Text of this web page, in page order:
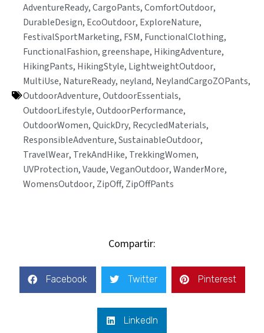
AdventureReady, CargoPants, ComfortOutdoor,
DurableDesign, EcoOutdoor, ExploreNature,
FestivalSportMarketing, FSM, FunctionalClothing,
FunctionalFashion, greenshape, HikingAdventure,
HikingPants, HikingStyle, LightweightOutdoor,
MultiUse, NatureReady, neyland, NeylandCargoZOPants,
OutdoorAdventure, OutdoorEssentials,
OutdoorLifestyle, OutdoorPerformance,
OutdoorWomen, QuickDry, RecycledMaterials,
ResponsibleAdventure, SustainableOutdoor,
TravelWear, TrekAndHike, TrekkingWomen,
UVProtection, Vaude, VeganOutdoor, WanderMore,
WomensOutdoor, ZipOff, ZipOffPants
Compartir:
Facebook Twitter Pinterest
LinkedIn